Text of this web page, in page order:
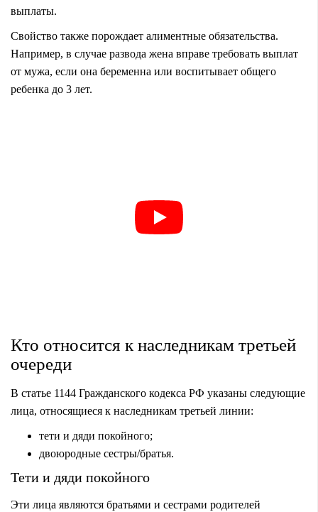
выплаты.
Свойство также порождает алиментные обязательства.
Например, в случае развода жена вправе требовать выплат
от мужа, если она беременна или воспитывает общего
ребенка до 3 лет.
Кто относится к наследникам третьей
очереди
В статье 1144 Гражданского кодекса РФ указаны следующие
лица, относящиеся к наследникам третьей линии:
тети и дяди покойного;
двоюродные сестры/братья.
Тети и дяди покойного
Эти лица являются братьями и сестрами родителей